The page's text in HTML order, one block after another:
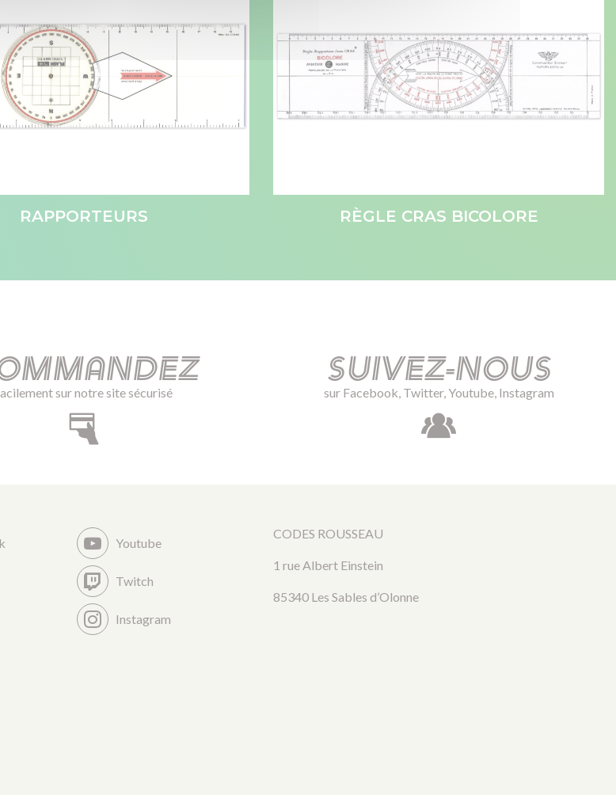
RAPPORTEURS RÈGLE CRAS BICOLORE
sur notre site sécurisé
Suivez-nous
sur Facebook, Twitter, Youtube, Instagram
Youtube
Twitch
Instagram
CODES ROUSSEAU
1 rue Albert Einstein
85340 Les Sables d’Olonne